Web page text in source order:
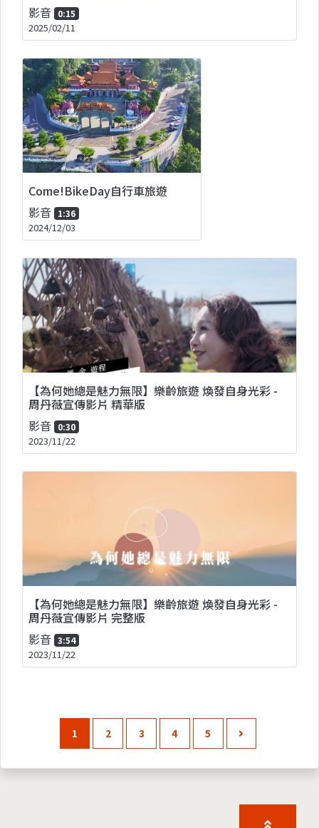
影音 0:15
2025/02/11
Come!BikeDay自行車旅遊
影音 1:36
2024/12/03
【為何她總是魅力無限】樂齡旅遊 煥發自身光彩 -
周丹薇宣傳影片 精華版
影音 0:30
2023/11/22
【為何她總是魅力無限】樂齡旅遊 煥發自身光彩 -
周丹薇宣傳影片 完整版
影音 3:54
2023/11/22
1 2 3 4 5